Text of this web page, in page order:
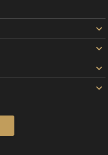



